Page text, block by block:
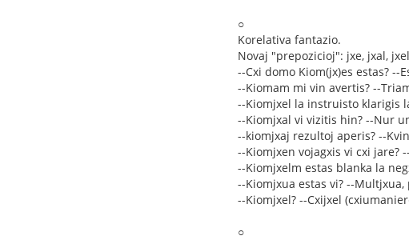
○
Korelativa fantazio.
Novaj "prepozicioj": jxe, jxal,
--Cxi domo Kiom(jx)es estas? --
--Kiomam mi vin avertis? --
--Kiomjxel la instruisto klarigis
--Kiomjxal vi vizitis hin? --Nur
--kiomjxaj rezultoj aperis? --
--Kiomjxen vojagxis vi cxi jare?
--Kiomjxelm estas blanka la
--Kiomjxua estas vi? --
--Kiomjxel? --Cxijxel
○